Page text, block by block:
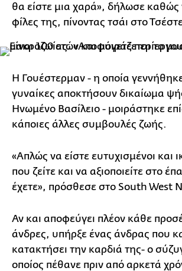
θα είστε μια χαρά», δήλωσε καθώς
φίλες της, πίνοντας τσάι στο
Η Γουέστερμαν - η οποία γεννήθηκε
γυναίκες αποκτήσουν δικαίωμα
Ηνωμένο Βασίλειο - μοιράστηκε
κάποιες άλλες συμβουλές ζωής.
«Απλώς να είστε ευτυχισμένοι και
που ζείτε και να αξιοποιείτε στο
έχετε», πρόσθεσε στο South West
Αν και αποφεύγει πλέον κάθε
άνδρες, υπήρξε ένας άνδρας που
κατακτήσει την καρδιά της- ο
οποίος πέθανε πριν από αρκετά